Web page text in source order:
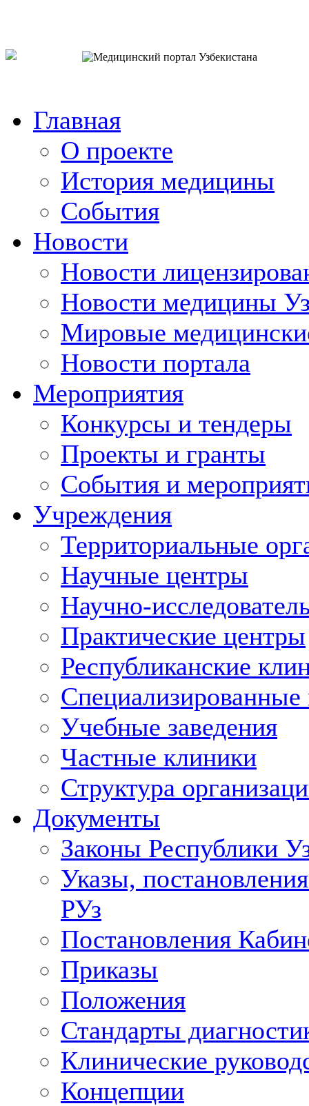
Главная
О проекте
История медицины
События
Новости
Новости
Новости медицины
Мировые
Новости портала
Мероприятия
Конкурсы и тендеры
Проекты и гранты
События и
Учреждения
Территориальные
Научные центры
Научно-
Практические центры
Республиканские
Учебные заведения
Частные клиники
Структура
Документы
Законы Республики
Указы,
РУз
Постановления
Приказы
Положения
Стандарты
Клинические
Концепции